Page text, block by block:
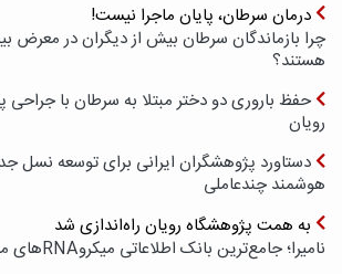
درمان سرطان، پایان ماجرا نیست!
چرا بازماندگان سرطان بیش از دیگران در معرض
هستند؟
حفظ باروری دو دختر مبتلا به سرطان با جراحی
رویان
دستاورد پژوهشگران ایرانی برای توسعه نسل
هوشمند چندعاملی
به همت پژوهشگاه رویان راه‌اندازی شد
نامیرا؛ جامع‌ترین بانک اطلاعاتی میکروRNAهای مرتبط با سرطان